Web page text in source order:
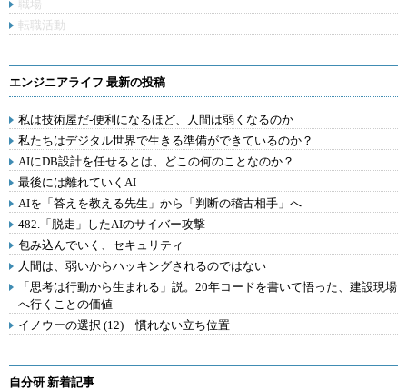
職場
転職活動
エンジニアライフ 最新の投稿
私は技術屋だ-便利になるほど、人間は弱くなるのか
私たちはデジタル世界で生きる準備ができているのか？
AIにDB設計を任せるとは、どこの何のことなのか？
最後には離れていくAI
AIを「答えを教える先生」から「判断の稽古相手」へ
482.「脱走」したAIのサイバー攻撃
包み込んでいく、セキュリティ
人間は、弱いからハッキングされるのではない
「思考は行動から生まれる」説。20年コードを書いて悟った、建設現場
へ行くことの価値
イノウーの選択 (12) 慣れない立ち位置
自分研 新着記事